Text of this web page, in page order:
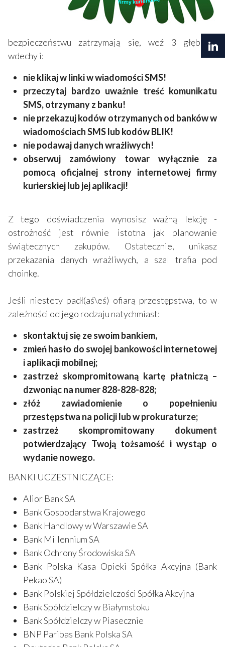
bezpieczeństwu zatrzymają się, weź 3 głębokie
wdechy i:
nie klikaj w linki w wiadomości SMS!
przeczytaj bardzo uważnie treść komunikatu
SMS, otrzymany z banku!
nie przekazuj kodów otrzymanych od banków w
wiadomościach SMS lub kodów BLIK!
nie podawaj danych wrażliwych!
obserwuj zamówiony towar wyłącznie za
pomocą oficjalnej strony internetowej firmy
kurierskiej lub jej aplikacji!
Z tego doświadczenia wynosisz ważną lekcję -
ostrożność jest równie istotna jak planowanie
świątecznych zakupów. Ostatecznie, unikasz
przekazania danych wrażliwych, a szal trafia pod
choinkę.
Jeśli niestety padł(aś\eś) ofiarą przestępstwa, to w
zależności od jego rodzaju natychmiast:
skontaktuj się ze swoim bankiem,
zmień hasło do swojej bankowości internetowej
i aplikacji mobilnej;
zastrzeż skompromitowaną kartę płatniczą –
dzwoniąc na numer 828-828-828;
złóż zawiadomienie o popełnieniu
przestępstwa na policji lub w prokuraturze;
zastrzeż skompromitowany dokument
potwierdzający Twoją tożsamość i wystąp o
wydanie nowego.
BANKI UCZESTNICZĄCE:
Alior Bank SA
Bank Gospodarstwa Krajowego
Bank Handlowy w Warszawie SA
Bank Millennium SA
Bank Ochrony Środowiska SA
Bank Polska Kasa Opieki Spółka Akcyjna (Bank
Pekao SA)
Bank Polskiej Spółdzielczości Spółka Akcyjna
Bank Spółdzielczy w Białymstoku
Bank Spółdzielczy w Piasecznie
BNP Paribas Bank Polska SA